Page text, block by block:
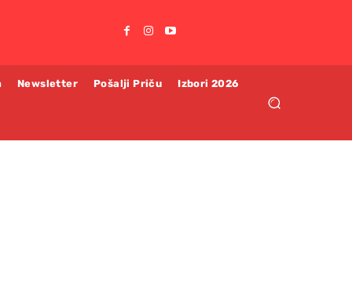
Newsletter Pošalji Priču Izbori 2026